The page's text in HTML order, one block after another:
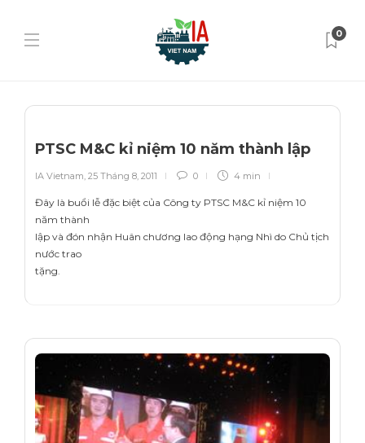
0
PTSC M&C kỉ niệm 10 năm thành lập
IA Vietnam, 25 Tháng 8, 2011 0 4 min
Đây là buổi lễ đặc biệt của Công ty PTSC M&C kỉ niệm 10
năm thành
lập và đón nhận Huân chương lao động hạng Nhì do Chủ tịch
nước trao
tặng.